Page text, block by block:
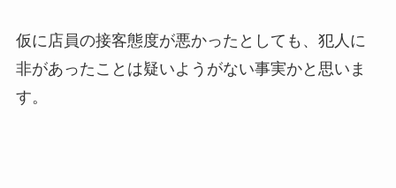
仮に店員の接客態度が悪かったとしても、犯人に
非があったことは疑いようがない事実かと思いま
す。